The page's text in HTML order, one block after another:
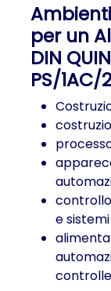
per un
DIN
PS/1AC/
e